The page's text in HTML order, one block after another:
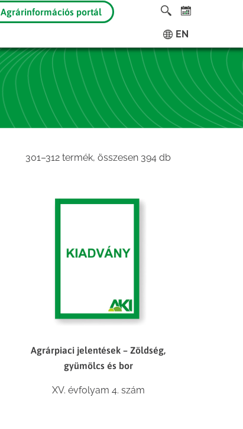
Agrárinformációs portál
EN
301–312 termék, összesen 394 dbSorted
Agrárpiaci jelentések – Zöldség,
gyümölcs és bor
XV. évfolyam 4. szám